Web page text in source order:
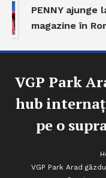
PENNY ajunge
magazine în
VGP Park
hub
pe o
VGP Park Arad